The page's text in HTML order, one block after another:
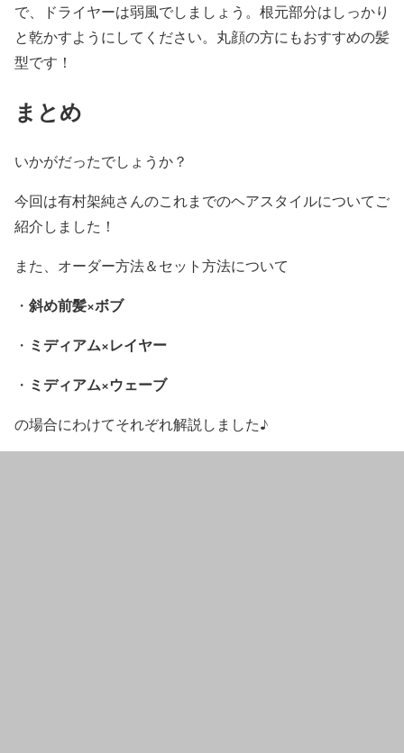
で、ドライヤーは弱風でしましょう。根元部分はしっかり
と乾かすようにしてください。丸顔の方にもおすすめの髪
型です！
まとめ
いかがだったでしょうか？
今回は有村架純さんのこれまでのヘアスタイルについてご
紹介しました！
また、オーダー方法＆セット方法について
・ 斜め前髪×ボブ
・ ミディアム×レイヤー
・ ミディアム×ウェーブ
の場合にわけてそれぞれ解説しました♪